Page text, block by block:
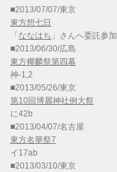
■2013/07/07/東京
東方想七日
「 ななはち 」さんへ委託参加
■2013/06/30/広島
東方椰麟祭第四幕
神-1,2
■2013/05/26/東京
第10回博麗神社例大祭
に42b
■2013/04/07/名古屋
東方名華祭7
イ17ab
■2013/03/10/東京